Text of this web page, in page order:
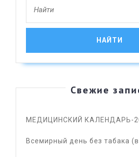
for:
Свежие
МЕДИЦИНСКИЙ КАЛЕНДАРЬ-
Всемирный день без табака